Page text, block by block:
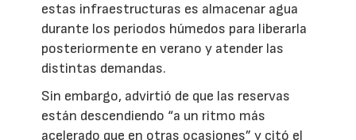
estas infraestructuras es almacenar agua
durante los periodos húmedos para liberarla
posteriormente en verano y atender las
distintas demandas.
Sin embargo, advirtió de que las reservas
están descendiendo “a un ritmo más
acelerado que en otras ocasiones” y citó el